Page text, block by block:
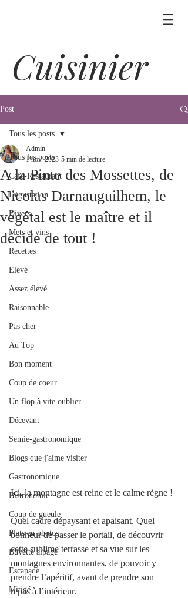
Cuisinier
Post
Tous les posts
Café-Restaurant
Dégustation
Divers
Mets et vins
Recettes
Elevé
Assez élevé
Raisonnable
Pas cher
Au Top
Bon moment
Coup de coeur
Un flop à vite oublier
Décevant
Semie-gastronomique
Blogs que j'aime visiter
Gastronomique
Bistronomie
Coup de gueule
Plats en photos
Buvette alpage
Escapade
Mitigé
Tous les posts
A la Pinte des Mossettes, de
Nicolas Darnauguilhem, le
végétal est le maître et il
décide de tout !
Admin
1 nov. 2023 5 min de lecture
Ici, la montagne est reine et le calme règne !
Quel cadre dépaysant et apaisant. Quel
bonheur de passer le portail, de découvrir
cette sublime terrasse et sa vue sur les
montagnes environnantes, de pouvoir y
prendre l’apéritif, avant de prendre son
repas à l’intérieur.